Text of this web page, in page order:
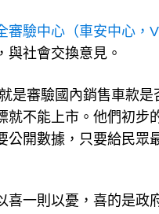
審驗中心（車安中心，
與社會交換意見。
是審驗國內銷售車款
就不能上市。他們初步
公開數據，只要給民眾
喜一則以憂，喜的是政